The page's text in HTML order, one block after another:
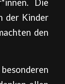
Die
der Kinder
den